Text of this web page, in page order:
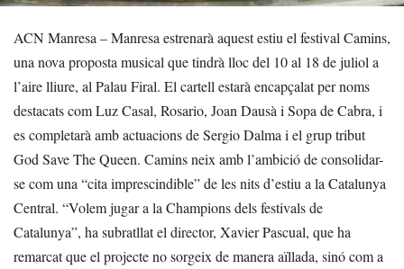
ACN Manresa – Manresa estrenarà aquest estiu el festival Camins,
una nova proposta musical que tindrà lloc del 10 al 18 de juliol a
l’aire lliure, al Palau Firal. El cartell estarà encapçalat per noms
destacats com Luz Casal, Rosario, Joan Dausà i Sopa de Cabra, i
es completarà amb actuacions de Sergio Dalma i el grup tribut
God Save The Queen. Camins neix amb l’ambició de consolidar-
se com una “cita imprescindible” de les nits d’estiu a la Catalunya
Central. “Volem jugar a la Champions dels festivals de
Catalunya”, ha subratllat el director, Xavier Pascual, que ha
remarcat que el projecte no sorgeix de manera aïllada, sinó com a